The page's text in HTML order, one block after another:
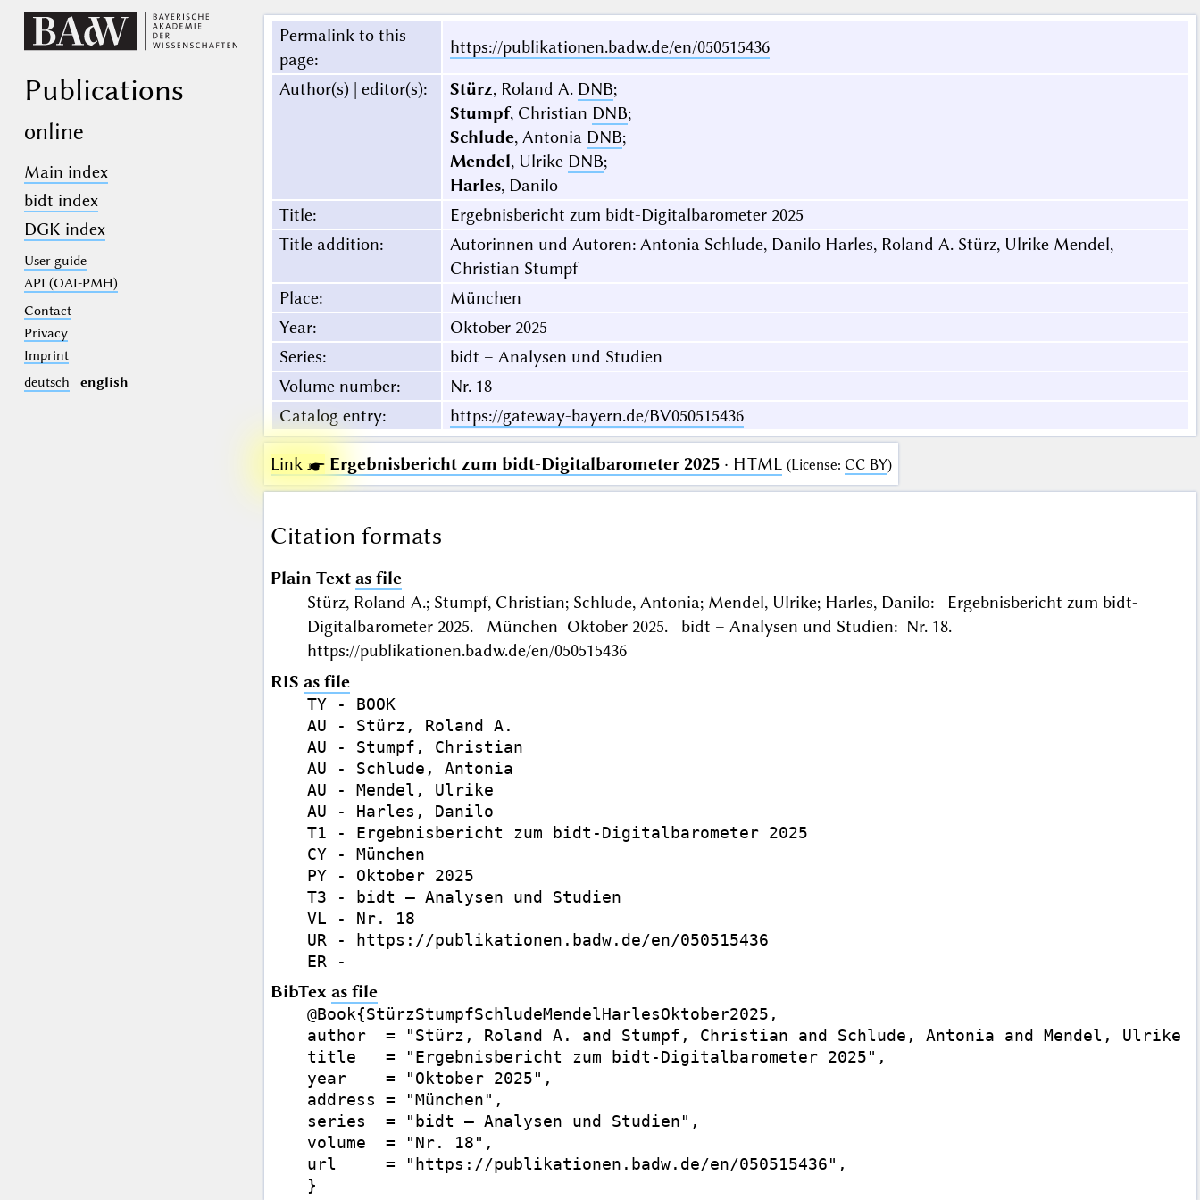
Publications
online
Main index
bidt index
DGK index
User guide
API (OAI-PMH)
Contact
Privacy
Imprint
deutsch
english
Permalink to this
page:
https://publikationen.badw.de/en/050515436
Author(s) | editor(s): Stürz, Roland A. DNB;
Stumpf, Christian DNB;
Schlude, Antonia DNB;
Mendel, Ulrike DNB;
Harles, Danilo
Title:
Ergebnisbericht zum bidt-Digitalbarometer 2025
Title addition:
Autorinnen und Autoren: Antonia Schlude, Danilo Harles, Roland A. Stürz, Ulrike Mendel,
Christian Stumpf
Place:
München
Year:
Oktober 2025
Series:
bidt – Analysen und Studien
Volume number:
Nr. 18
Catalog entry: https://gateway-bayern.de/BV050515436
Link ☛ Ergebnisbericht zum bidt-Digitalbarometer 2025· HTML (License: CC BY)
Citation formats
Plain Text as file
Stürz, Roland A.; Stumpf, Christian; Schlude, Antonia; Mendel, Ulrike; Harles, Danilo: Ergebnisbericht zum bidt-
Digitalbarometer 2025. München Oktober 2025. bidt – Analysen und Studien: Nr. 18.
https://publikationen.badw.de/en/050515436
RIS as file
TY - BOOK
AU - Stürz, Roland A.
AU - Stumpf, Christian
AU - Schlude, Antonia
AU - Mendel, Ulrike
AU - Harles, Danilo
T1 - Ergebnisbericht zum bidt-Digitalbarometer 2025
CY - München
PY - Oktober 2025
T3 - bidt – Analysen und Studien
VL - Nr. 18
UR - https://publikationen.badw.de/en/050515436
BibTex as file
@Book{StürzStumpfSchludeMendelHarlesOktober2025,
author  = "Stürz, Roland A. and Stumpf, Christian and Schlude, Antonia and Mendel, Ulrike
title   = "Ergebnisbericht zum bidt-Digitalbarometer 2025",
year    = "Oktober 2025",
address = "München",
series  = "bidt – Analysen und Studien",
volume  = "Nr. 18",
url     = "https://publikationen.badw.de/en/050515436",